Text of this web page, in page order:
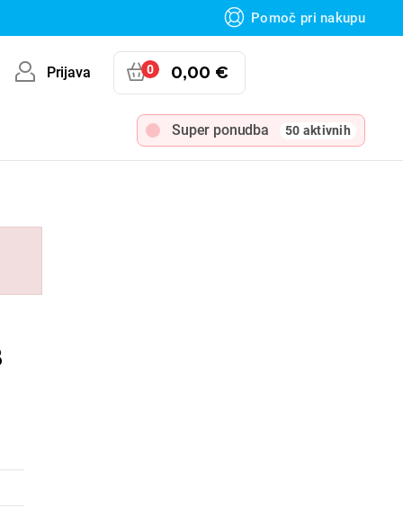
Pomoč pri nakupu
Prijava 0 0,00 €
Super ponudba 50 aktivnih